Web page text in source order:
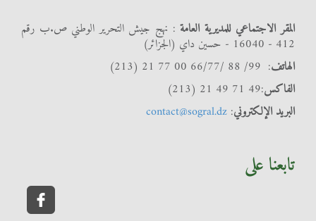
المقر الاجتماعي للمديرية العامة : نهج جيش التحرير الوطني ص.ب رقم
412 - 16040 - حسين داي (الجزائر)
الهاتف: 99/ 88 /66/77 00 77 21 (213)
الفاكس:49 71 49 21 (213)
البريد الإلكتروني:
contact@sogral.dz
تابعنا على